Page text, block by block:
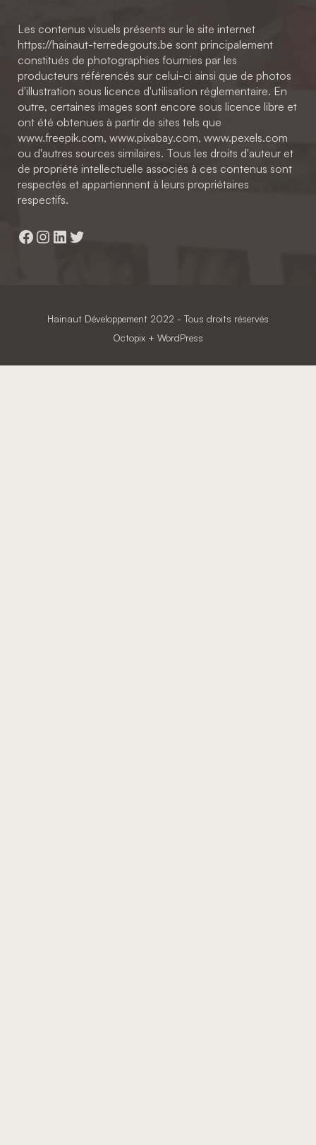
Les contenus visuels présents sur le site internet
https://hainaut-terredegouts.be sont principalement
constitués de photographies fournies par les
producteurs référencés sur celui-ci ainsi que de photos
d'illustration sous licence d'utilisation réglementaire. En
outre, certaines images sont encore sous licence libre et
ont été obtenues à partir de sites tels que
www.freepik.com, www.pixabay.com, www.pexels.com
ou d'autres sources similaires. Tous les droits d'auteur et
de propriété intellectuelle associés à ces contenus sont
respectés et appartiennent à leurs propriétaires
respectifs.
Facebook
Instagram
LinkedIn
Twitter
Hainaut Développement 2022 - Tous droits réservés
Octopix + WordPress